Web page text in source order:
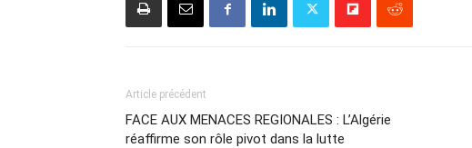
Article précédent
FACE AUX MENACES REGIONALES : L’Algérie
réaffirme son rôle pivot dans la lutte